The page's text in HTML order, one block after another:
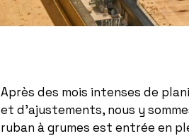
Après des mois intenses de
et d’ajustements, nous y
ruban à grumes est entrée en